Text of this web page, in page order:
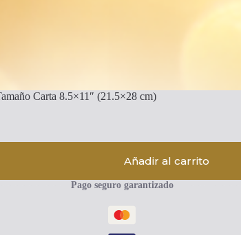
Carta 8.5×11″ (21.5×28 cm)
Añadir al carrito
Pago seguro garantizado